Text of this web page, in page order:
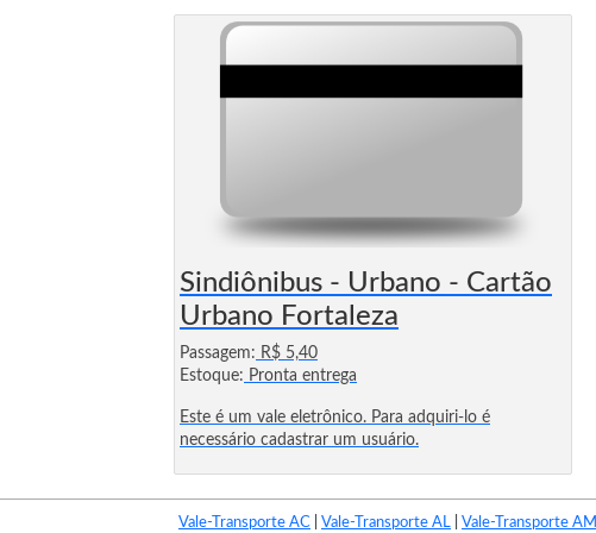
Sindiônibus - Urbano - Cartão
Urbano Fortaleza
Passagem: R$ 5,40
Estoque: Pronta entrega
Este é um vale eletrônico. Para adquiri-lo é
necessário cadastrar um usuário.
Vale-Transporte AC Vale-Transporte AL Vale-Transporte AM